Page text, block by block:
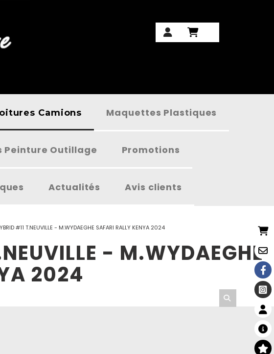
Camions Maquettes Plastiques
Peinture Outillage Promotions
Actualités Avis clients
#11 T.NEUVILLE - M.WYDAEGHE SAFARI RALLY KENYA 2024
- M.WYDAEGHE
2024